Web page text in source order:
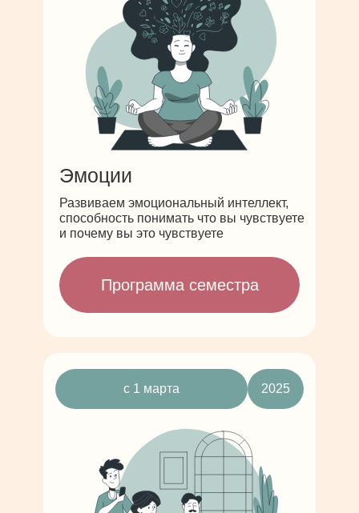
Эмоции
Развиваем эмоциональный интеллект,
способность понимать что вы чувствуете
и почему вы это чувствуете
Программа семестра
2025
с 1 марта